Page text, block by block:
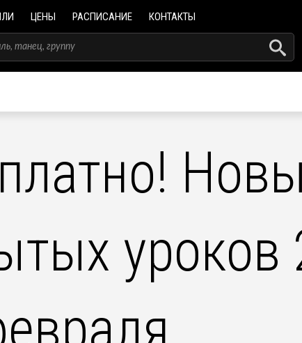
ЦЕНЫ РАСПИСАНИЕ КОНТАКТЫ
уроков